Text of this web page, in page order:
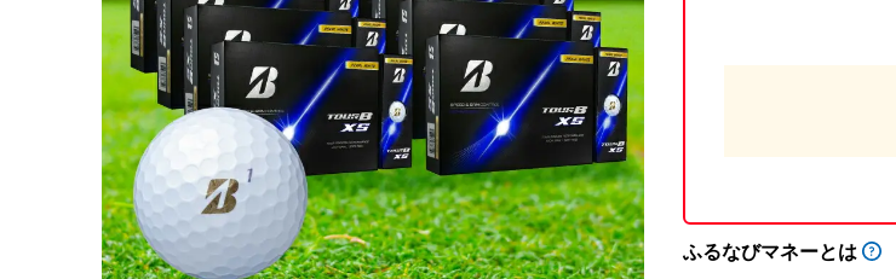
ふるなびマネーとは